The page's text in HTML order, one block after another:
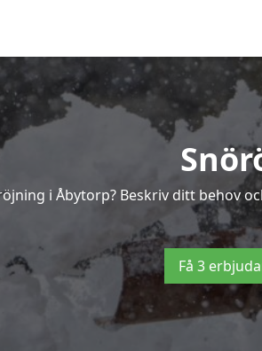
i Åbytorp? Beskriv ditt behov
Få 3